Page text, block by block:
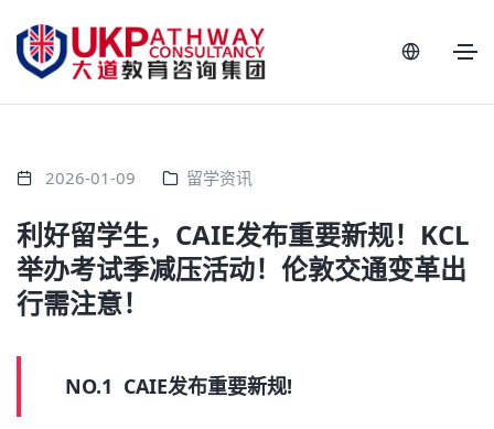
2026-01-09 留学资讯
利好留学生，CAIE发布重要新规！KCL
举办考试季减压活动！伦敦交通变革出
行需注意！
NO.1 CAIE发布重要新规!